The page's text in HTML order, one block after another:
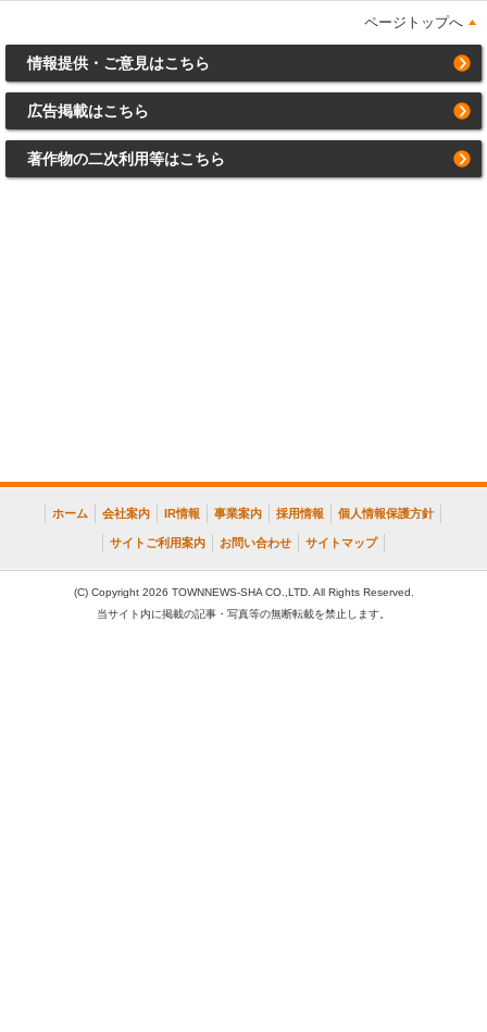
ページトップへ
情報提供・ご意見はこちら
広告掲載はこちら
著作物の二次利用等はこちら
ホーム 会社案内 IR情報 事業案内 採用情報 個人情報保護方針
サイトご利用案内 お問い合わせ サイトマップ
(C) Copyright 2026 TOWNNEWS-SHA CO.,LTD. All Rights Reserved.
当サイト内に掲載の記事・写真等の無断転載を禁止します。